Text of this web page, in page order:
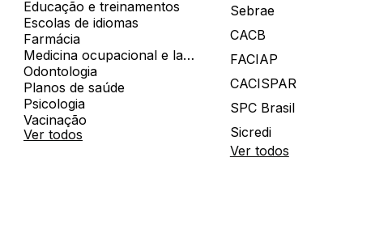
Educação e treinamentos
Escolas de idiomas
Farmácia
Medicina ocupacional e laboratorial
Odontologia
Planos de saúde
Psicologia
Vacinação
Ver todos
Sebrae
CACB
FACIAP
CACISPAR
SPC Brasil
Sicredi
Ver todos